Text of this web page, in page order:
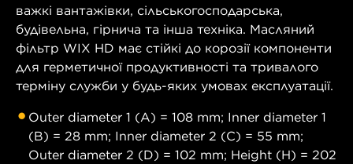
важкі вантажівки, сільськогосподарська,
будівельна, гірнича та інша техніка. Масляний
фільтр WIX HD має стійкі до корозії компоненти
для герметичної продуктивності та тривалого
терміну служби у будь-яких умовах експлуатації.
Outer diameter 1 (A) = 108 mm; Inner diameter 1
(B) = 28 mm; Inner diameter 2 (C) = 55 mm;
Outer diameter 2 (D) = 102 mm; Height (H) = 202